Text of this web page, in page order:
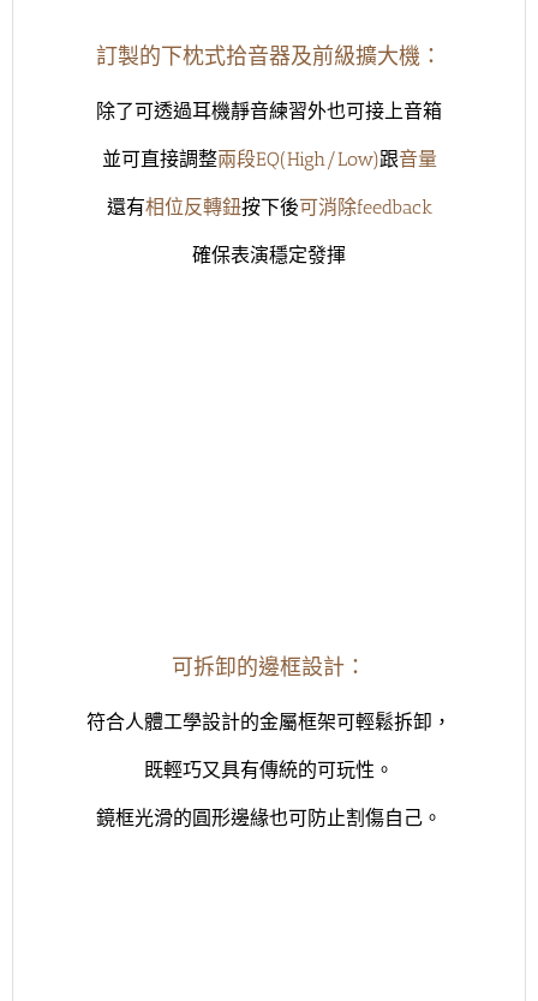
訂製的下枕式拾音器及前級擴大機：
除了可透過耳機靜音練習外也可接上音箱
並可直接調整兩段EQ(High/Low)跟音量
還有相位反轉鈕按下後可消除feedback
確保表演穩定發揮
可拆卸的邊框設計：
符合人體工學設計的金屬框架可輕鬆拆卸，
既輕巧又具有傳統的可玩性。
鏡框光滑的圓形邊緣也可防止割傷自己。